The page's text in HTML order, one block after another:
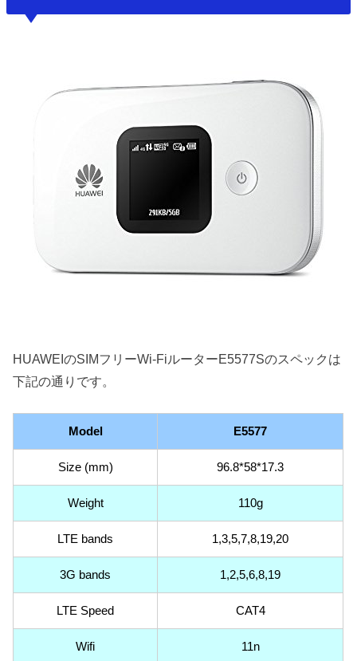
HUAWEIのSIMフリーWi-FiルーターE5577Sのスペックは
下記の通りです。
Model E5577
Size (mm) 96.8*58*17.3
Weight 110g
LTE bands 1,3,5,7,8,19,20
3G bands 1,2,5,6,8,19
LTE Speed CAT4
Wifi 11n